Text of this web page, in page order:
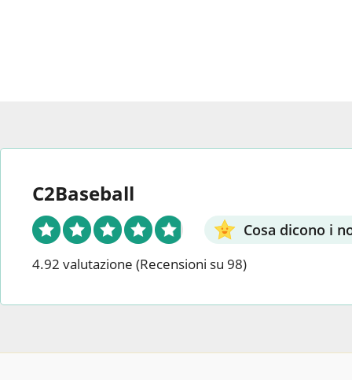
C2Baseball
Cosa dicono i
4.92 valutazione (Recensioni su 98)